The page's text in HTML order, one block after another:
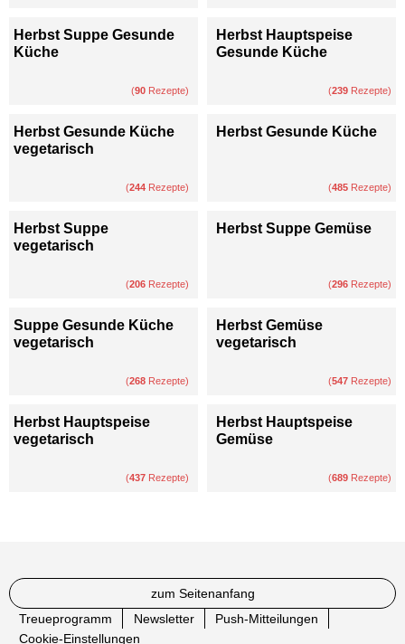
Herbst Suppe Gesunde
Küche
(90 Rezepte)
Herbst Hauptspeise
Gesunde Küche
(239 Rezepte)
Herbst Gesunde Küche
vegetarisch
(244 Rezepte)
Herbst Gesunde Küche
(485 Rezepte)
Herbst Suppe
vegetarisch
(206 Rezepte)
Herbst Suppe Gemüse
(296 Rezepte)
Suppe Gesunde Küche
vegetarisch
(268 Rezepte)
Herbst Gemüse
vegetarisch
(547 Rezepte)
Herbst Hauptspeise
vegetarisch
(437 Rezepte)
Herbst Hauptspeise
Gemüse
(689 Rezepte)
zum Seitenanfang
Treueprogramm
Newsletter
Push-Mitteilungen
Cookie-Einstellungen